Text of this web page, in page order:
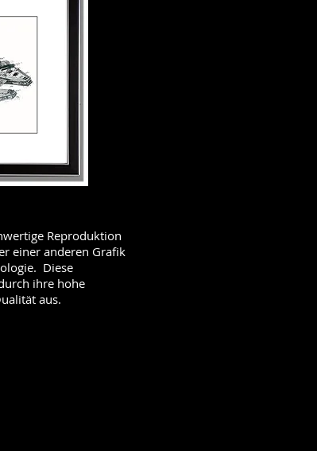
Reproduktion
einer anderen Grafik
Diese
ihre hohe
aus.